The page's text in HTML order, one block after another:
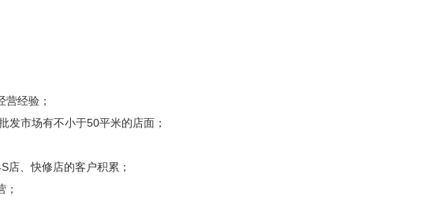
经验；
发市场有不小于50平米的店面；
店、快修店的客户积累；